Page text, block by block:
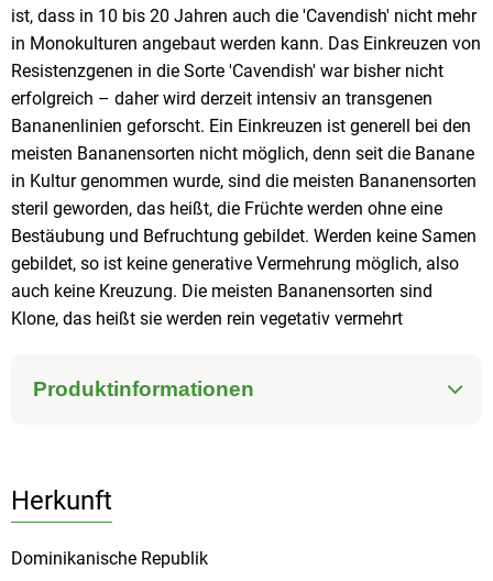
ist, dass in 10 bis 20 Jahren auch die 'Cavendish' nicht mehr
in Monokulturen angebaut werden kann. Das Einkreuzen von
Resistenzgenen in die Sorte 'Cavendish' war bisher nicht
erfolgreich – daher wird derzeit intensiv an transgenen
Bananenlinien geforscht. Ein Einkreuzen ist generell bei den
meisten Bananensorten nicht möglich, denn seit die Banane
in Kultur genommen wurde, sind die meisten Bananensorten
steril geworden, das heißt, die Früchte werden ohne eine
Bestäubung und Befruchtung gebildet. Werden keine Samen
gebildet, so ist keine generative Vermehrung möglich, also
auch keine Kreuzung. Die meisten Bananensorten sind
Klone, das heißt sie werden rein vegetativ vermehrt
Produktinformationen
Herkunft
Dominikanische Republik